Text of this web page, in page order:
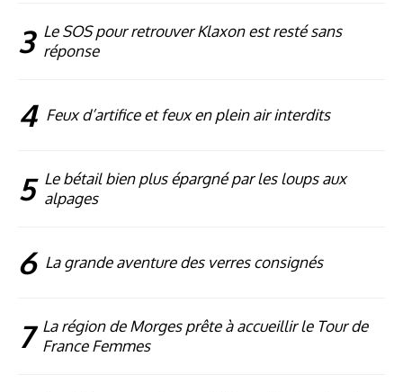
3 Le SOS pour retrouver Klaxon est resté sans
réponse
4 Feux d’artifice et feux en plein air interdits
5 Le bétail bien plus épargné par les loups aux
alpages
6 La grande aventure des verres consignés
7 La région de Morges prête à accueillir le Tour de
France Femmes